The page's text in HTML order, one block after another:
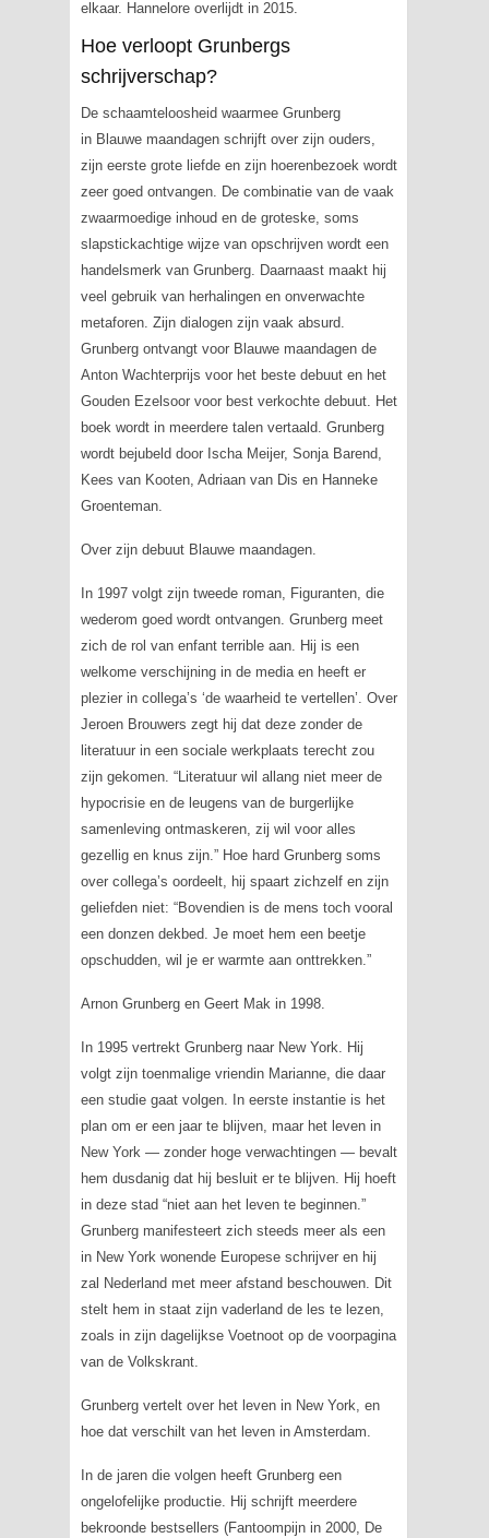
elkaar. Hannelore overlijdt in 2015.
Hoe verloopt Grunbergs
schrijverschap?
De schaamteloosheid waarmee Grunberg
in Blauwe maandagen schrijft over zijn ouders,
zijn eerste grote liefde en zijn hoerenbezoek wordt
zeer goed ontvangen. De combinatie van de vaak
zwaarmoedige inhoud en de groteske, soms
slapstickachtige wijze van opschrijven wordt een
handelsmerk van Grunberg. Daarnaast maakt hij
veel gebruik van herhalingen en onverwachte
metaforen. Zijn dialogen zijn vaak absurd.
Grunberg ontvangt voor Blauwe maandagende
Anton Wachterprijs voor het beste debuut en het
Gouden Ezelsoor voor best verkochte debuut. Het
boek wordt in meerdere talen vertaald. Grunberg
wordt bejubeld door Ischa Meijer, Sonja Barend,
Kees van Kooten, Adriaan van Dis en Hanneke
Groenteman.
Over zijn debuut Blauwe maandagen.
In 1997 volgt zijn tweede roman, Figuranten, die
wederom goed wordt ontvangen. Grunberg meet
zich de rol van enfant terribleaan. Hij is een
welkome verschijning in de media en heeft er
plezier in collega’s ‘de waarheid te vertellen’. Over
Jeroen Brouwers zegt hij dat deze zonder de
literatuur in een sociale werkplaats terecht zou
zijn gekomen. “Literatuur wil allang niet meer de
hypocrisie en de leugens van de burgerlijke
samenleving ontmaskeren, zij wil voor alles
gezellig en knus zijn.” Hoe hard Grunberg soms
over collega’s oordeelt, hij spaart zichzelf en zijn
geliefden niet: “Bovendien is de mens toch vooral
een donzen dekbed. Je moet hem een beetje
opschudden, wil je er warmte aan onttrekken.”
Arnon Grunberg en Geert Mak in 1998.
In 1995 vertrekt Grunberg naar New York. Hij
volgt zijn toenmalige vriendin Marianne, die daar
een studie gaat volgen. In eerste instantie is het
plan om er een jaar te blijven, maar het leven in
New York — zonder hoge verwachtingen — bevalt
hem dusdanig dat hij besluit er te blijven. Hij hoeft
in deze stad “niet aan het leven te beginnen.”
Grunberg manifesteert zich steeds meer als een
in New York wonende Europese schrijver en hij
zal Nederland met meer afstand beschouwen. Dit
stelt hem in staat zijn vaderland de les te lezen,
zoals in zijn dagelijkse Voetnoot op de voorpagina
van de Volkskrant.
Grunberg vertelt over het leven in New York, en
hoe dat verschilt van het leven in Amsterdam.
In de jaren die volgen heeft Grunberg een
ongelofelijke productie. Hij schrijft meerdere
bekroonde bestsellers (Fantoompijnin 2000, De